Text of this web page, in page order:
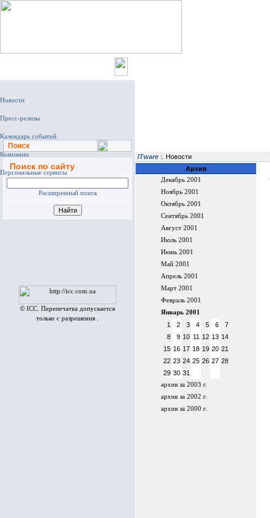
Поиск
Поиск по сайту
Расширенный поиск
© ICC. Перепечатка допускается
только с разрешения .
ITware :. Новости
Архив
Декабрь 2001
Ноябрь 2001
Октябрь 2001
Сентябрь 2001
Август 2001
Июль 2001
Июнь 2001
Май 2001
Апрель 2001
Март 2001
Февраль 2001
Январь 2001
1 2 3 4 5 6
7
8
9 10 11 12 13 14
15 16 17 18 19 20 21
22 23 24 25 26 27 28
29 30 31
архив за 2003 г.
архив за 2002 г.
архив за 2000 г.